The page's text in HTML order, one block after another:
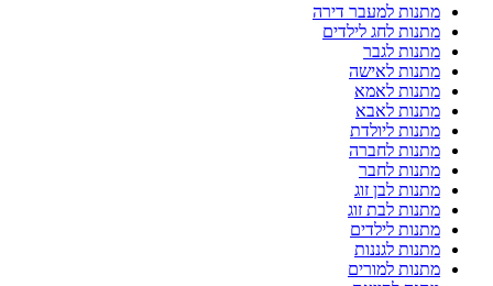
מתנות למעבר דירה
מתנות לחג לילדים
מתנות לגבר
מתנות לאישה
מתנות לאמא
מתנות לאבא
מתנות ליולדת
מתנות לחברה
מתנות לחבר
מתנות לבן זוג
מתנות לבת זוג
מתנות לילדים
מתנות לגננות
מתנות למורים